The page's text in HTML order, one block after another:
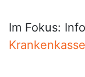
Im Fokus: